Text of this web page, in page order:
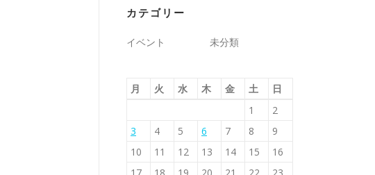
カテゴリー
イベント 未分類
月 火 水 木 金 土
日
1
2
3
4 5 6 7 8
9
10
11 12 13 14 15
16